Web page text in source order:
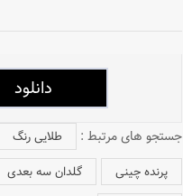
جستجو های مرتبط : طلایی رنگ
پرنده چینی
گلدان سه بعدی